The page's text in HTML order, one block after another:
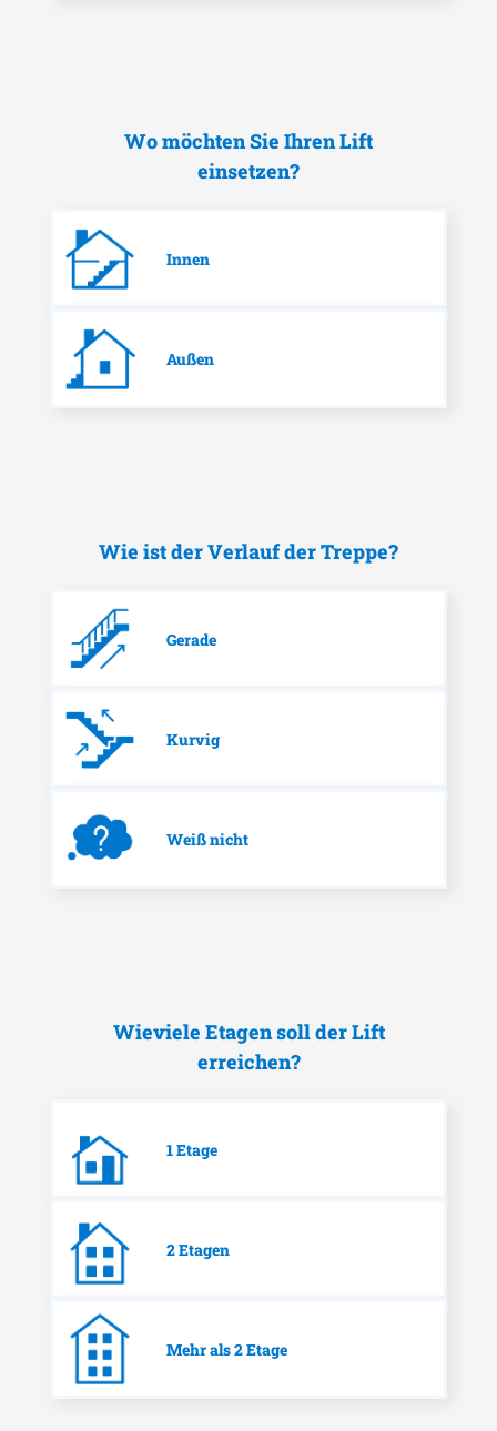
Wo möchten Sie Ihren Lift
einsetzen?
Innen
Außen
Wie ist der Verlauf der Treppe?
Gerade
Kurvig
Weiß nicht
Wieviele Etagen soll der Lift
erreichen?
1 Etage
2 Etagen
Mehr als 2 Etage